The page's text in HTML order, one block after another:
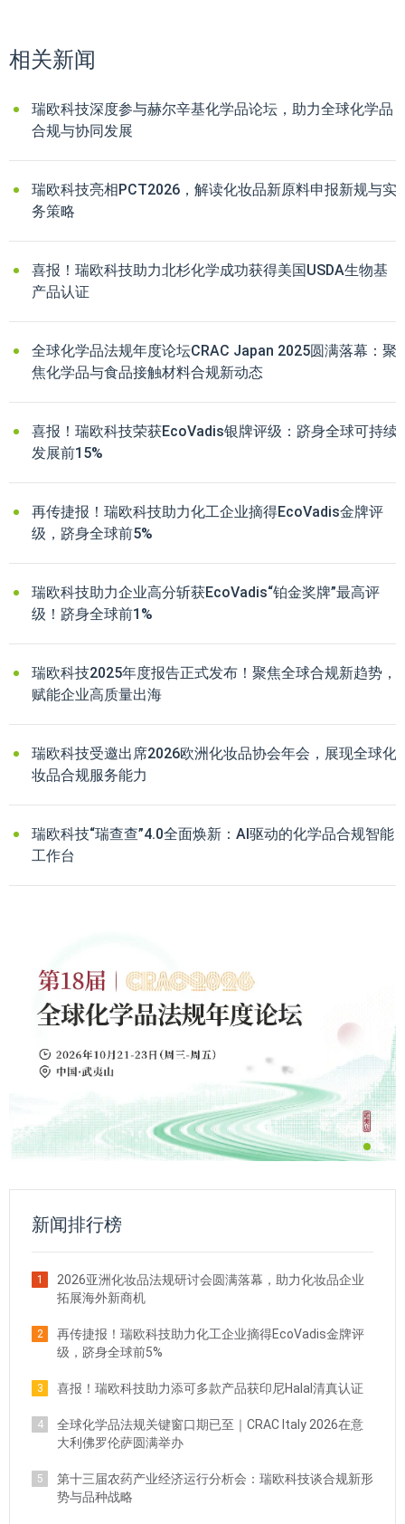
相关新闻
瑞欧科技深度参与赫尔辛基化学品论坛，助力全球化学品
合规与协同发展
瑞欧科技亮相PCT2026，解读化妆品新原料申报新规与实
务策略
喜报！瑞欧科技助力北杉化学成功获得美国USDA生物基
产品认证
全球化学品法规年度论坛CRAC Japan 2025圆满落幕：聚
焦化学品与食品接触材料合规新动态
喜报！瑞欧科技荣获EcoVadis银牌评级：跻身全球可持续
发展前15%
再传捷报！瑞欧科技助力化工企业摘得EcoVadis金牌评
级，跻身全球前5%
瑞欧科技助力企业高分斩获EcoVadis“铂金奖牌”最高评
级！跻身全球前1%
瑞欧科技2025年度报告正式发布！聚焦全球合规新趋势，
赋能企业高质量出海
瑞欧科技受邀出席2026欧洲化妆品协会年会，展现全球化
妆品合规服务能力
瑞欧科技“瑞查查”4.0全面焕新：AI驱动的化学品合规智能
工作台
新闻排行榜
1
2026亚洲化妆品法规研讨会圆满落幕，助力化妆品企业
拓展海外新商机
2
再传捷报！瑞欧科技助力化工企业摘得EcoVadis金牌评
级，跻身全球前5%
3 喜报！瑞欧科技助力添可多款产品获印尼Halal清真认证
4
全球化学品法规关键窗口期已至｜CRAC Italy 2026在意
大利佛罗伦萨圆满举办
5
第十三届农药产业经济运行分析会：瑞欧科技谈合规新形
势与品种战略